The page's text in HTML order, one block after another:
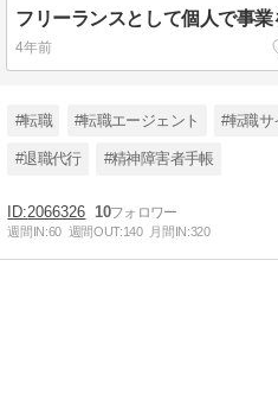
4年前
#転職 #転職エージェント #転職サ
#退職代行 #精神障害者手帳
2066326 10
週間IN:60 週間OUT:140 月間IN:320